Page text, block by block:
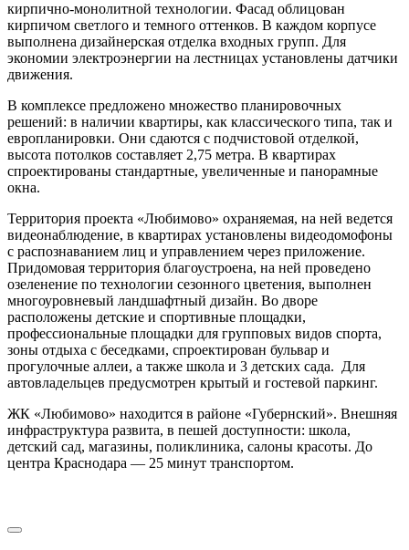
кирпично-монолитной технологии. Фасад облицован
кирпичом светлого и темного оттенков. В каждом корпусе
выполнена дизайнерская отделка входных групп. Для
экономии электроэнергии на лестницах установлены датчики
движения.
В комплексе предложено множество планировочных
решений: в наличии квартиры, как классического типа, так и
европланировки. Они сдаются с подчистовой отделкой,
высота потолков составляет 2,75 метра. В квартирах
спроектированы стандартные, увеличенные и панорамные
окна.
Территория проекта «Любимово» охраняемая, на ней ведется
видеонаблюдение, в квартирах установлены видеодомофоны
с распознаванием лиц и управлением через приложение.
Придомовая территория благоустроена, на ней проведено
озеленение по технологии сезонного цветения, выполнен
многоуровневый ландшафтный дизайн. Во дворе
расположены детские и спортивные площадки,
профессиональные площадки для групповых видов спорта,
зоны отдыха с беседками, спроектирован бульвар и
прогулочные аллеи, а также школа и 3 детских сада. Для
автовладельцев предусмотрен крытый и гостевой паркинг.
ЖК «Любимово» находится в районе «Губернский». Внешняя
инфраструктура развита, в пешей доступности: школа,
детский сад, магазины, поликлиника, салоны красоты. До
центра Краснодара — 25 минут транспортом.